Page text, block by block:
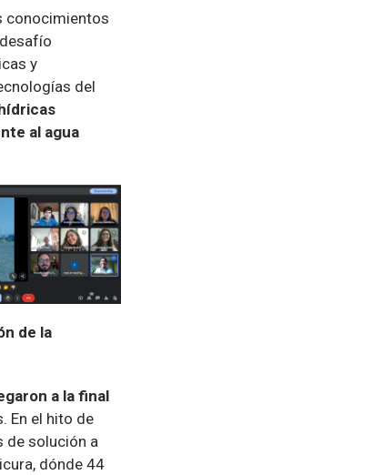
conocimientos
y
del
al agua
de la
a la final
En el hito de
de solución a
dónde 44